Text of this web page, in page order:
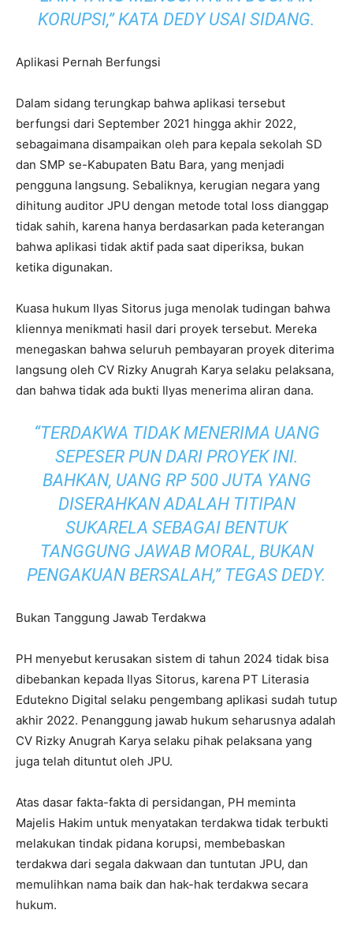
KORUPSI,” KATA DEDY USAI SIDANG.
Aplikasi Pernah Berfungsi
Dalam sidang terungkap bahwa aplikasi tersebut
berfungsi dari September 2021 hingga akhir 2022,
sebagaimana disampaikan oleh para kepala sekolah SD
dan SMP se-Kabupaten Batu Bara, yang menjadi
pengguna langsung. Sebaliknya, kerugian negara yang
dihitung auditor JPU dengan metode total loss dianggap
tidak sahih, karena hanya berdasarkan pada keterangan
bahwa aplikasi tidak aktif pada saat diperiksa, bukan
ketika digunakan.
Kuasa hukum Ilyas Sitorus juga menolak tudingan bahwa
kliennya menikmati hasil dari proyek tersebut. Mereka
menegaskan bahwa seluruh pembayaran proyek diterima
langsung oleh CV Rizky Anugrah Karya selaku pelaksana,
dan bahwa tidak ada bukti Ilyas menerima aliran dana.
“TERDAKWA TIDAK MENERIMA UANG
SEPESER PUN DARI PROYEK INI.
BAHKAN, UANG RP 500 JUTA YANG
DISERAHKAN ADALAH TITIPAN
SUKARELA SEBAGAI BENTUK
TANGGUNG JAWAB MORAL, BUKAN
PENGAKUAN BERSALAH,” TEGAS DEDY.
Bukan Tanggung Jawab Terdakwa
PH menyebut kerusakan sistem di tahun 2024 tidak bisa
dibebankan kepada Ilyas Sitorus, karena PT Literasia
Edutekno Digital selaku pengembang aplikasi sudah tutup
akhir 2022. Penanggung jawab hukum seharusnya adalah
CV Rizky Anugrah Karya selaku pihak pelaksana yang
juga telah dituntut oleh JPU.
Atas dasar fakta-fakta di persidangan, PH meminta
Majelis Hakim untuk menyatakan terdakwa tidak terbukti
melakukan tindak pidana korupsi, membebaskan
terdakwa dari segala dakwaan dan tuntutan JPU, dan
memulihkan nama baik dan hak-hak terdakwa secara
hukum.